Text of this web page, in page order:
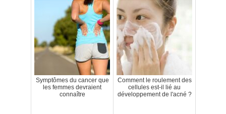
Symptômes du cancer que
les femmes devraient
connaître
Comment le roulement des
cellules est-il lié au
développement de l'acné ?